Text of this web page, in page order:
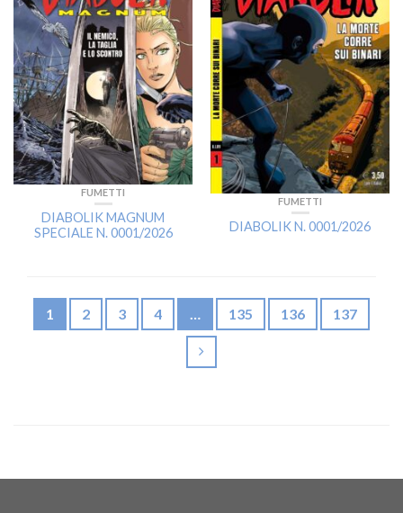
FUMETTI
DIABOLIK MAGNUM
SPECIALE N. 0001/2026
FUMETTI
DIABOLIK N. 0001/2026
1 2 3 4 135 136 137